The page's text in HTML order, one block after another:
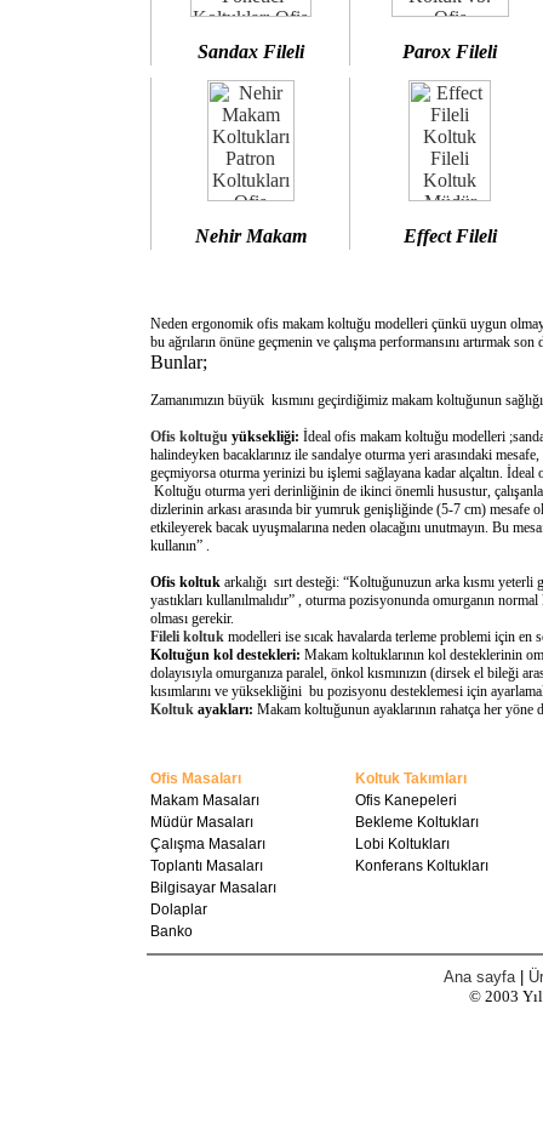
Sandax Fileli Parox Fileli
Nehir Makam Effect Fileli
Neden ergonomik ofis makam koltuğu modelleri çünkü uygun
bu ağrıların önüne geçmenin ve çalışma performansını artırmak
Bunlar;
Zamanımızın büyük kısmını geçirdiğimiz makam koltuğunun
Ofis koltuğu yüksekliği: İdeal ofis makam koltuğu modelleri
halindeyken bacaklarınız ile sandalye oturma yeri arasındaki
geçmiyorsa oturma yerinizi bu işlemi sağlayana kadar alçaltın.
Koltuğu oturma yeri derinliğinin de ikinci önemli husustur,
dizlerinin arkası arasında bir yumruk genişliğinde (5-7 cm) mesafe
etkileyerek bacak uyuşmalarına neden olacağını unutmayın. Bu
kullanın” .
Ofis koltuk arkalığı sırt desteği: “Koltuğunuzun arka kısmı
yastıkları kullanılmalıdır” , oturma pozisyonunda omurganın
olması gerekir.
Fileli koltuk modelleri ise sıcak havalarda terleme problemi için
Koltuğun kol destekleri: Makam koltuklarının kol desteklerinin
dolayısıyla omurganıza paralel, önkol kısmınızın (dirsek el bileği
kısımlarını ve yüksekliğini bu pozisyonu desteklemesi için
Koltuk ayakları: Makam koltuğunun ayaklarının rahatça her
Ofis Masaları
Koltuk Takımları
Makam Masaları
Ofis Kanepeleri
Müdür Masaları
Bekleme Koltukları
Çalışma Masaları
Lobi Koltukları
Toplantı Masaları
Konferans Koltukları
Bilgisayar Masaları
Dolaplar
Banko
Ana sayfa
© 2003